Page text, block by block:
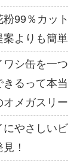
粉99％カッ
案よりも簡単
ワシ缶を一
きるって本
オメガスリ
にやさしい
！